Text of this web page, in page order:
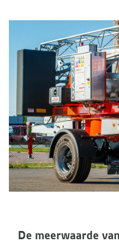
De meerwaarde